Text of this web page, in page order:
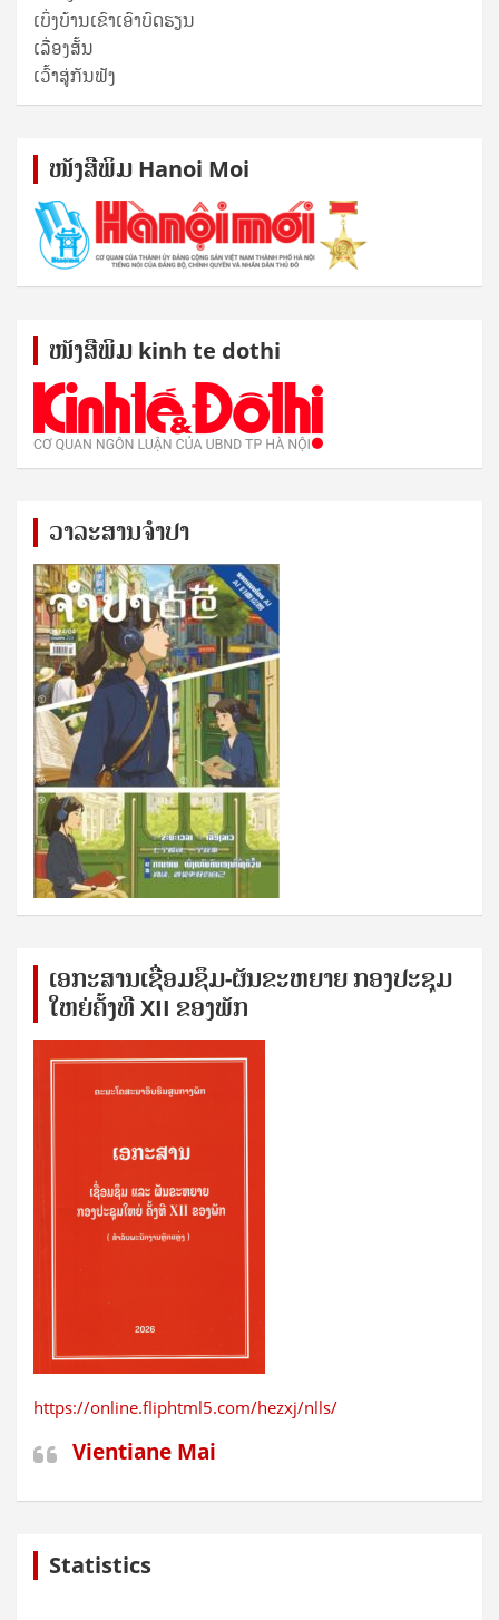
ເບິ່ງບ້ານເຂົາເອົາບົດຮຽນ
ເລື່ອງສັ້ນ
ເວົ້າສູ່ກັນຟັງ
ໜັງ​ສື​ພິມ Hanoi Moi
ໜັງ​ສື​ພິມ kinh te dothi
ວາລະສານຈຳປາ
ເອກ​ະ​ສານ​ເຊ​ື່ອມ​ຊ​ຶມ-ຜັນ​ຂະ​ຫ​ຍາຍ ກອງ​ປະ​ຊຸມ​
ໃຫຍ່​ຄັ້ງ​ທີ XII ຂອງ​ພັກ
https://online.fliphtml5.com/hezxj/nlls/
Vientiane Mai
Statistics